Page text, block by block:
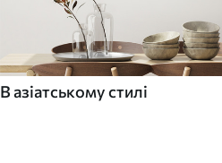
В азіатському стилі